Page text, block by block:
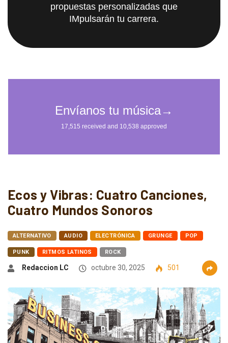
propuestas personalizadas que
IMpulsarán tu carrera.
Ecos y Vibras: Cuatro Canciones,
Cuatro Mundos Sonoros
ALTERNATIVO AUDIO ELECTRÓNICA GRUNGE POP
PUNK RITMOS LATINOS ROCK
Redaccion LC octubre 30, 2025 501